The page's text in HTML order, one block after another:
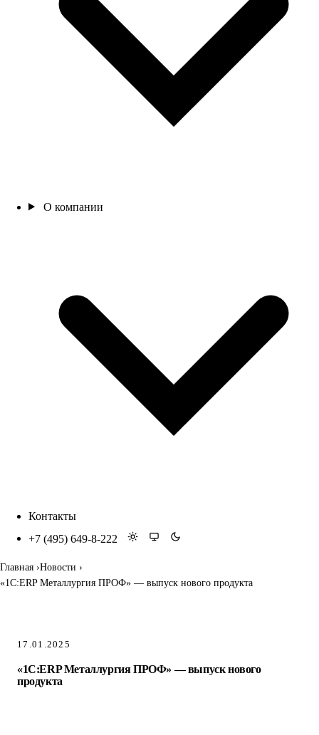
О компании
Контакты
+7 (495) 649-8-222
Главная Новости
«1С:ERP Металлургия ПРОФ» — выпуск нового продукта
17.01.2025
«1С:ERP Металлургия ПРОФ» — выпуск нового
продукта